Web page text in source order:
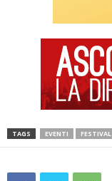
TAGS EVENTI FESTIVAL